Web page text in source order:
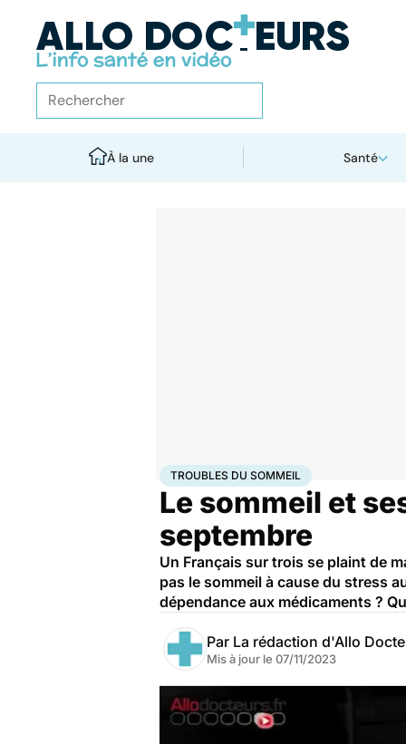
À la une Santé
AccueilSanté Troubles du sommeil
TROUBLES DU SOMMEIL
Le sommeil et
septembre
Un Français sur trois se plaint de
pas le sommeil à cause du stress
dépendance aux médicaments ?
Par La rédaction d'Allo
Mis à jour le 07/11/2023